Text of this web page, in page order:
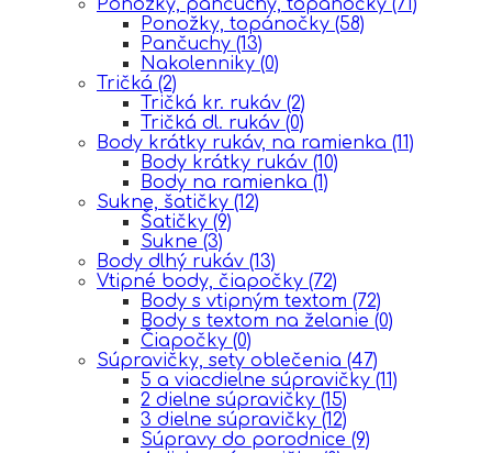
Ponožky, topánočky (58)
Pančuchy (13)
Nakolenniky (0)
Tričká (2)
Tričká kr. rukáv (2)
Tričká dl. rukáv (0)
Body krátky rukáv, na ramienka (11)
Body krátky rukáv (10)
Body na ramienka (1)
Sukne, šatičky (12)
Šatičky (9)
Sukne (3)
Body dlhý rukáv (13)
Vtipné body, čiapočky (72)
Body s vtipným textom (72)
Body s textom na želanie (0)
Čiapočky (0)
Súpravičky, sety oblečenia (47)
5 a viacdielne súpravičky (11)
2 dielne súpravičky (15)
3 dielne súpravičky (12)
Súpravy do porodnice (9)